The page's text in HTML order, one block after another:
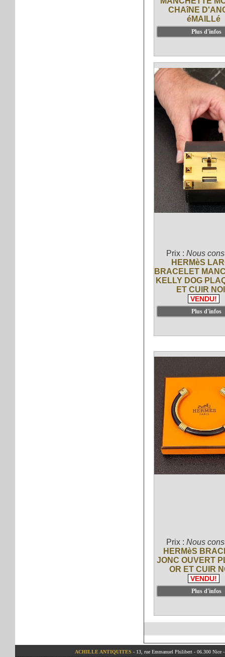
CHAîNE
éMAILLé
Prix : Nous
HERMèS
BRACELET
KELLY DOG
ET CUIR
VENDU!
Prix : Nous
HERMèS
JONC OUVERT
OR ET CUIR
VENDU!
ACHILLE ANTIQUITES - 13, rue Emmanuel Philibert - 06.300